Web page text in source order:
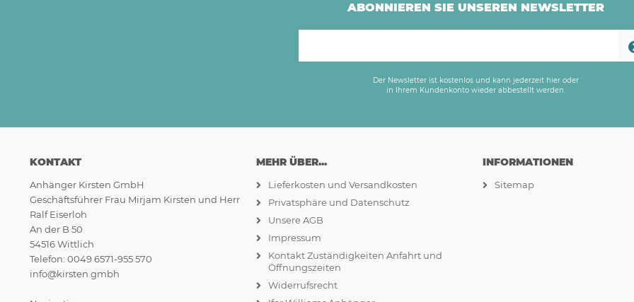
ABONNIEREN SIE UNSEREN NEWSLETTER
Der Newsletter ist kostenlos und kann jederzeit hier oder
in Ihrem Kundenkonto wieder abbestellt werden.
KONTAKT
Anhänger Kirsten GmbH
Geschäftsführer Frau Mirjam Kirsten und Herr
Ralf Eiserloh
An der B 50
54516 Wittlich
Telefon: 0049 6571-955 570
info@kirsten.gmbh
MEHR ÜBER...
Lieferkosten und Versandkosten
Privatsphäre und Datenschutz
Unsere AGB
Impressum
Kontakt Zuständigkeiten Anfahrt und
Öffnungszeiten
Widerrufsrecht
INFORMATIONEN
Sitemap